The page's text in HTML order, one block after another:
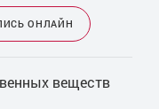
ОНЛАЙН
веществ